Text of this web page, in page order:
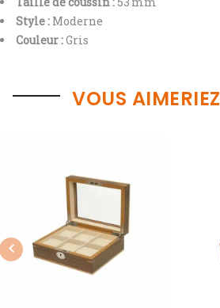
Style : Moderne
Couleur :Gris
VOUS